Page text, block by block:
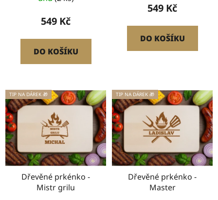
549 Kč
DO KOŠÍKU
549 Kč
DO KOŠÍKU
TIP NA DÁREK 🎁
Dřevěné prkénko -
Mistr grilu
TIP NA DÁREK 🎁
Dřevěné prkénko -
Master